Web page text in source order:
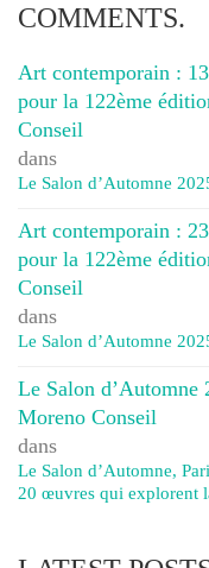
COMMENTS.
Art contemporain :
pour la 122ème
Conseil
dans
Le Salon d’Automne
Art contemporain :
pour la 122ème
Conseil
dans
Le Salon d’Automne
Le Salon d’Automne
Moreno Conseil
dans
Le Salon d’Automne,
20 œuvres qui explorent